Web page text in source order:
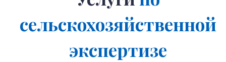
сельскохозяйственной
экспертизе